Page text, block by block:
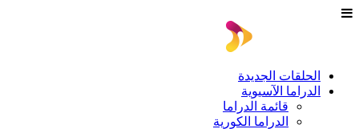
الحلقات الجديدة
الدراما الآسيوية
قائمة الدراما
الدراما الكورية